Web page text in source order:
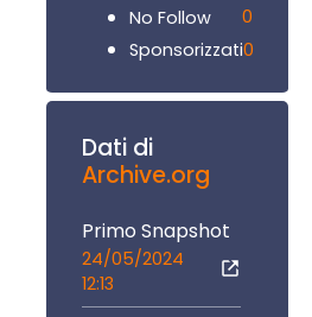
No Follow
0
Sponsorizzati0
Dati di
Archive.org
Primo Snapshot
24/05/2024
12:13